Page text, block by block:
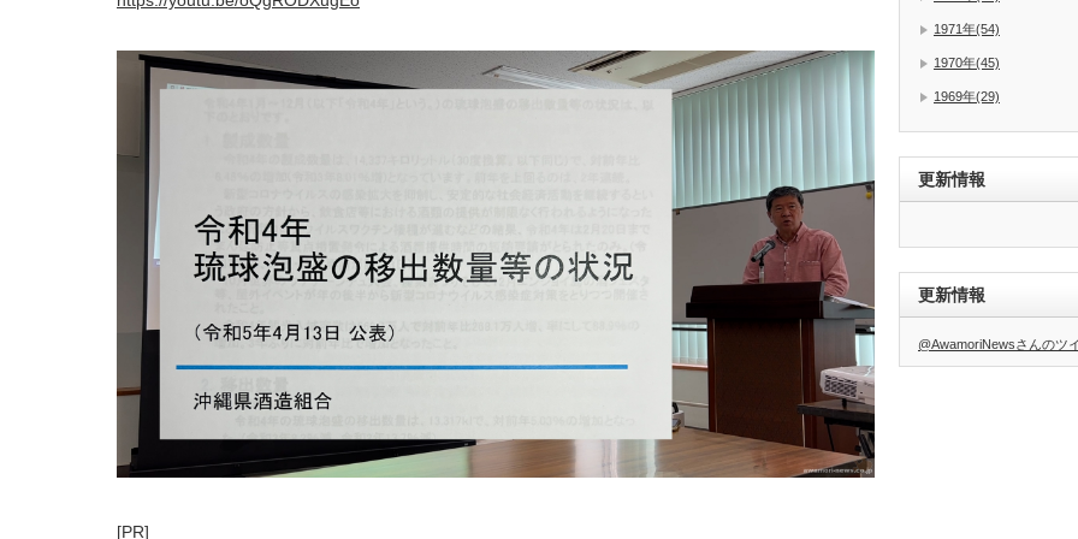
[PR]
1971年(54)
1970年(45)
1969年(29)
更新情報
更新情報
@AwamoriNewsさんのツ